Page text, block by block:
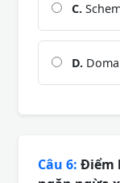
C.
D.
Câu 6: Điểm